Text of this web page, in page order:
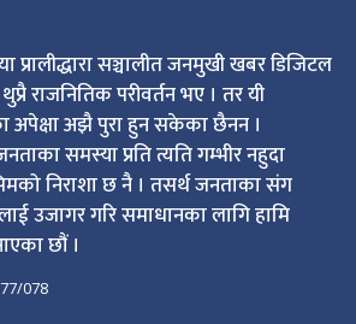
प्रालीद्धारा सञ्चालीत जनमुखी खबर डिजिटल
राजनितिक परीवर्तन भए । तर यी
अपेक्षा अझै पुरा हुन सकेका छैनन ।
समस्या प्रति त्यति गम्भीर नहुदा
निराशा छ नै । तसर्थ जनताका संग
उजागर गरि समाधानका लागि हामि
छौं ।
078